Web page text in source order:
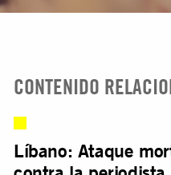
CONTENIDO
Líbano: Ataque